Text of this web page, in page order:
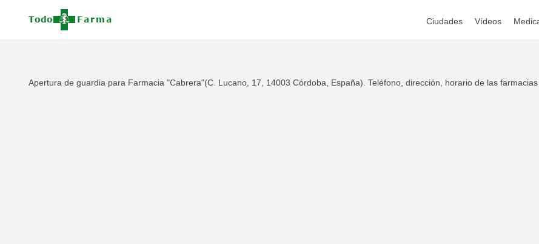
Ciudades Vídeos
Apertura de guardia para Farmacia "Cabrera"(C. Lucano, 17, 14003 Córdoba, España). Teléfono, dirección, horario de las